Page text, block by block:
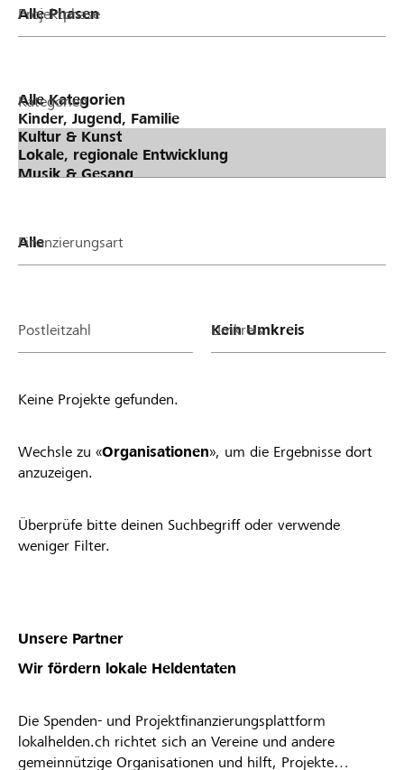
Projektphase
Kategorien
Finanzierungsart
Postleitzahl Umkreis
Keine Projekte gefunden.
Wechsle zu «Organisationen», um die Ergebnisse dort
anzuzeigen.
Überprüfe bitte deinen Suchbegriff oder verwende
weniger Filter.
Unsere Partner
Wir fördern lokale Heldentaten
Die Spenden- und Projektfinanzierungsplattform
lokalhelden.ch richtet sich an Vereine und andere
gemeinnützige Organisationen und hilft, Projekte